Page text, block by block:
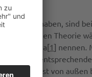
haben, sind
Theorie
Dilemma[1] nennen.
man die
Glaubens ist von